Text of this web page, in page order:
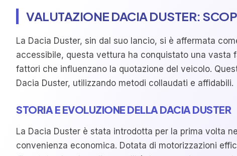
VALUTAZIONE DACIA DUSTER:
La Dacia Duster, sin dal suo lancio, si è affermata
accessibile, questa vettura ha conquistato una vasta
fattori che influenzano la quotazione del veicolo.
Dacia Duster, utilizzando metodi collaudati e affidabili.
STORIA E EVOLUZIONE DELLA DACIA DUSTER
La Dacia Duster è stata introdotta per la prima volta
convenienza economica. Dotata di motorizzazioni